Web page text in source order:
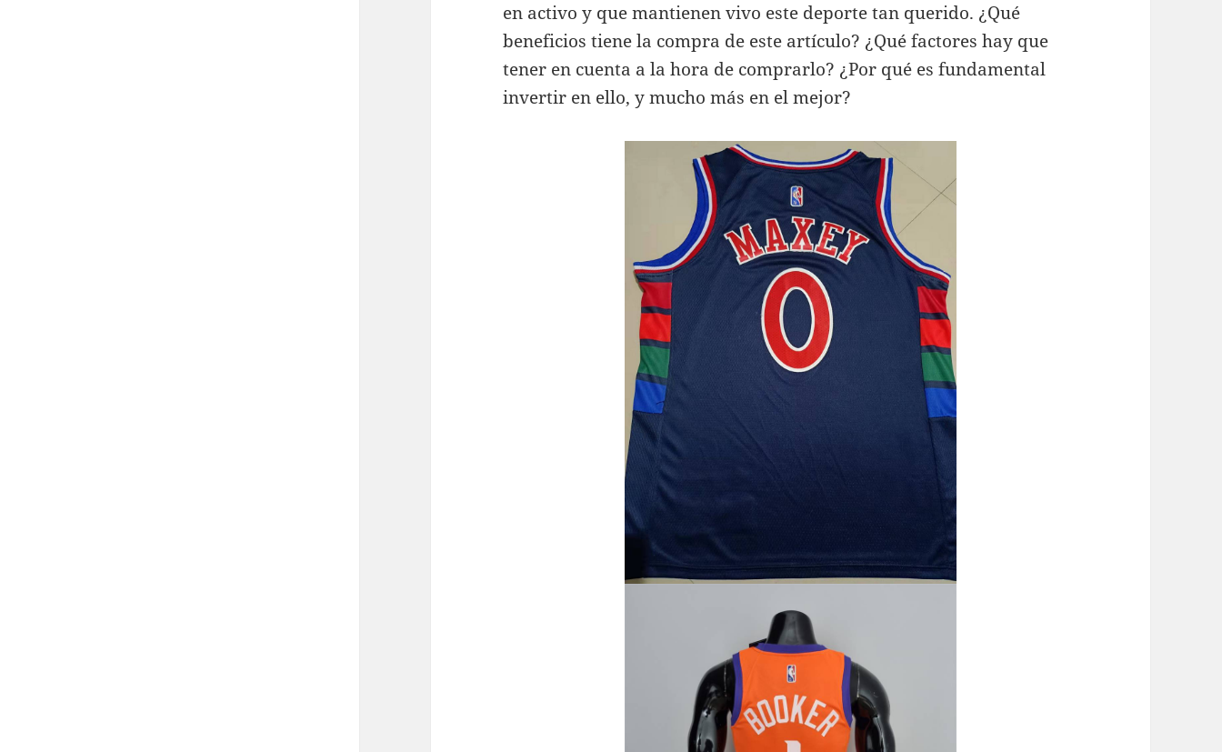
en activo y que mantienen vivo este deporte tan querido. ¿Qué
beneficios tiene la compra de este artículo? ¿Qué factores hay que
tener en cuenta a la hora de comprarlo? ¿Por qué es fundamental
invertir en ello, y mucho más en el mejor?